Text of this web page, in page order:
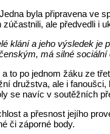
byla připravena
ale předvedli i
klání a jeho výsledek
má silné
to po jednom žáku ze
družstva, ale i
se navíc v soutěžních
a přesnost jejího
či záporné body.